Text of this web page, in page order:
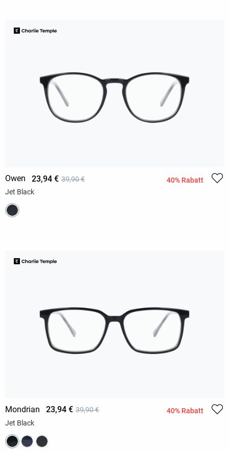
Owen 23,94 € 39,90 €
40% Rabatt
Jet Black
Mondrian 23,94 € 39,90 €
40% Rabatt
Jet Black